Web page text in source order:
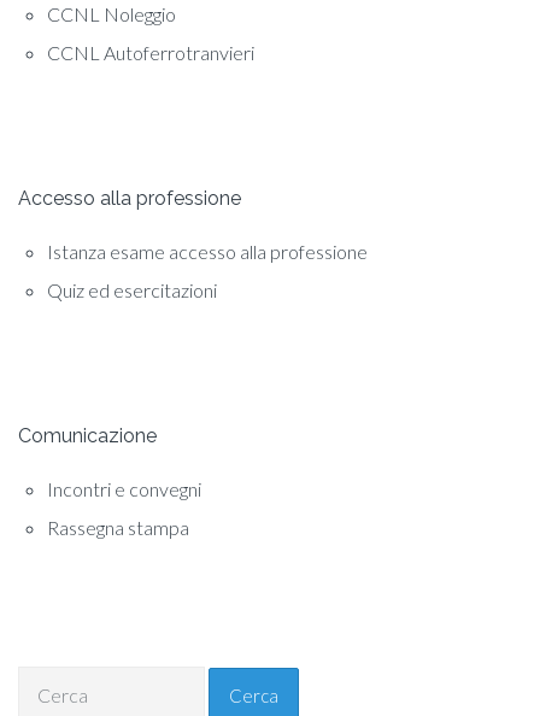
CCNL Noleggio
CCNL Autoferrotranvieri
Accesso alla professione
Istanza esame accesso alla professione
Quiz ed esercitazioni
Comunicazione
Incontri e convegni
Rassegna stampa
Cerca